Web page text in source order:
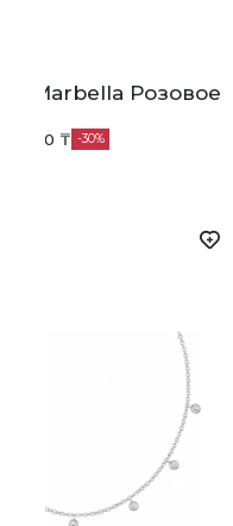
Marbella Розовое
000 ₸ 30